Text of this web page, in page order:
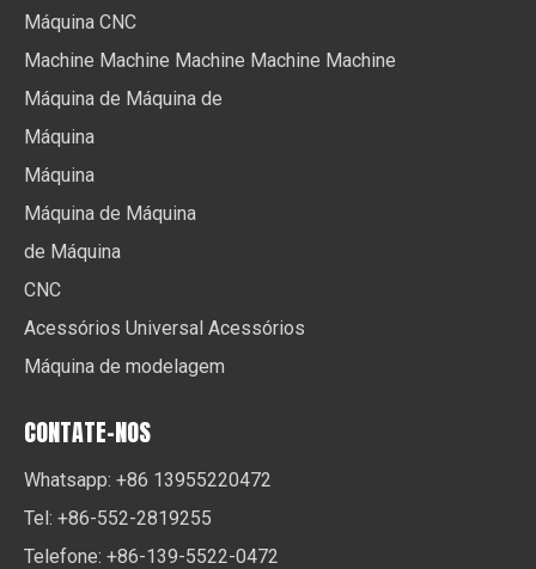
Máquina CNC
Machine Machine Machine Machine Machine
Máquina de Máquina de
Máquina
Máquina
Máquina de Máquina
de Máquina
CNC
Acessórios Universal Acessórios
Máquina de modelagem
CONTATE-NOS
Whatsapp: +86 13955220472
Tel: +86-552-2819255
Telefone: +86-139-5522-0472